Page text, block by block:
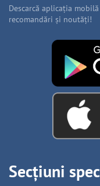
Descarcă aplicația
recomandări și noutăți!
Secțiuni